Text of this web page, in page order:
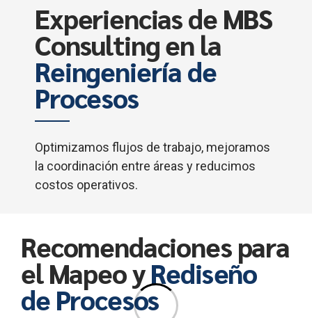
Experiencias de MBS
Consulting en la
Reingeniería de
Procesos
Optimizamos flujos de trabajo, mejoramos
la coordinación entre áreas y reducimos
costos operativos.
Recomendaciones para
el Mapeo yRediseño
de Procesos